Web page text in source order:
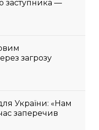
заступника —
загрозу
України: «Нам
заперечив